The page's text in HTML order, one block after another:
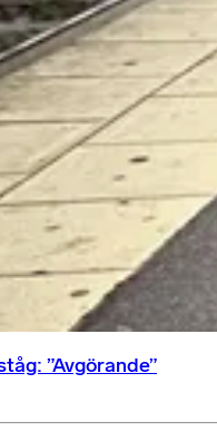
”Avgörande”